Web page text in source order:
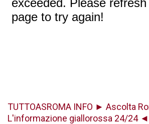
TUTTOASROMA INFO ► Ascolta
L'informazione giallorossa 24/24 ◄